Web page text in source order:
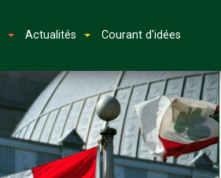
Actualités Courant d'idées